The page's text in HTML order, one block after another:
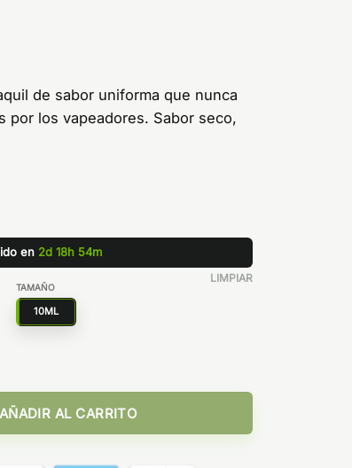
de sabor uniforma que nunca
por los vapeadores. Sabor seco,
en 2d 18h 54m
TAMAÑO
10ML
LIMPIAR
AÑADIR AL CARRITO